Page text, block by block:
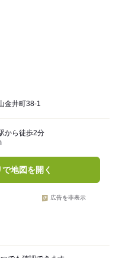
金井町38-1
から徒歩2分
地図を開く
広告を非表示